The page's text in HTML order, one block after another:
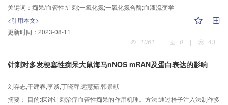
采用2-血管阻断法(2-VO)制作VD大鼠模型。在大鼠“百会”“大椎”穴行针刺治疗。
检测VD大鼠穿梭箱实验成绩,比色法检测脑组织NO含量、NOS活性,并检测VD
大鼠的全血粘度、血浆粘度、红细胞压积及纤维蛋白原浓度。结果:数据经统计
学处理表明,针刺“百会”“大椎”穴可明显减少模型大鼠在穿梭箱实验中的电击次数
和电击时间(P<0.01);降低脑组织内NO的含量及NOS活性(P<0.05);可使VD大鼠
论:针刺能改善VD大鼠的学习记忆能力,降低脑组织内NO的含量及NOS活性,改善
关键词： 痴呆/血管性;针刺;一氧化氮;一氧化氮合酶;血液流变学
<引用本文>
更新时间： 2023-08-11
1061
| 0 | 43
针刺对多发梗塞性痴呆大鼠海马nNOS mRAN及蛋白表达的影响
刘存志,于建春,李谈,丁晓蓉,远慧茹,韩景献
摘要： 目的:探讨针刺治疗血管性痴呆的作用机理。方法:通过栓子注入法制作多